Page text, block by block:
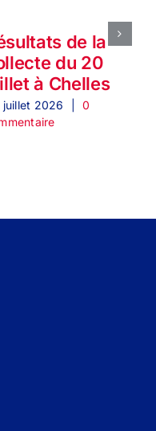
de la
du 20
à Chelles
juillet 2026
0